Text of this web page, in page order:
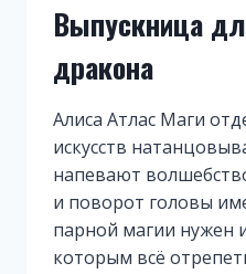
Выпускница
дракона
Алиса Атлас Маги
искусств
напевают
и поворот головы
парной магии нужен
которым всё